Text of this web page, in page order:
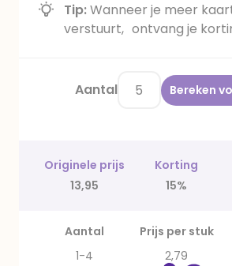
Tip:Wanneer je meer
verstuurt, ontvang je
Aantal Bereken
Originele prijs Korting
13,95
15%
Aantal Prijs per stuk
1-4
2,79